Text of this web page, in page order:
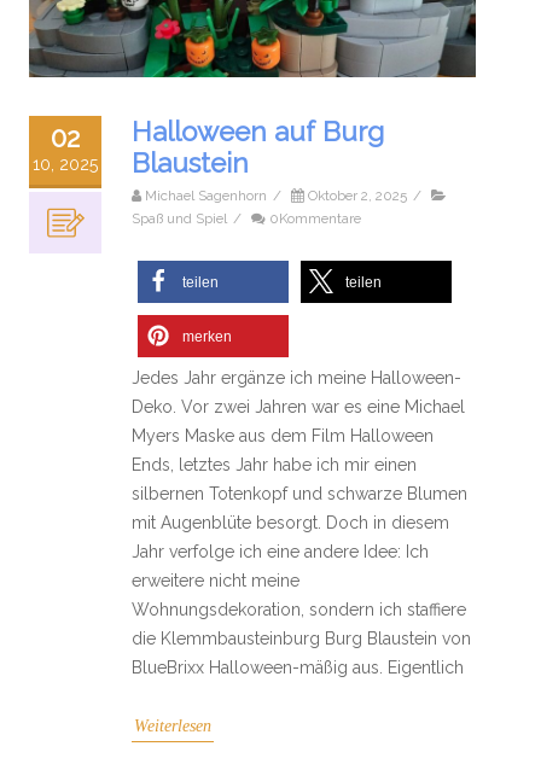
02
10, 2025
Halloween auf Burg
Blaustein
Michael Sagenhorn / Oktober 2, 2025 /
Spaß und Spiel / 0Kommentare
teilen teilen
merken
Jedes Jahr ergänze ich meine Halloween-
Deko. Vor zwei Jahren war es eine Michael
Myers Maske aus dem Film Halloween
Ends, letztes Jahr habe ich mir einen
silbernen Totenkopf und schwarze Blumen
mit Augenblüte besorgt. Doch in diesem
Jahr verfolge ich eine andere Idee: Ich
erweitere nicht meine
Wohnungsdekoration, sondern ich staffiere
die Klemmbausteinburg Burg Blaustein von
BlueBrixx Halloween-mäßig aus. Eigentlich
Weiterlesen